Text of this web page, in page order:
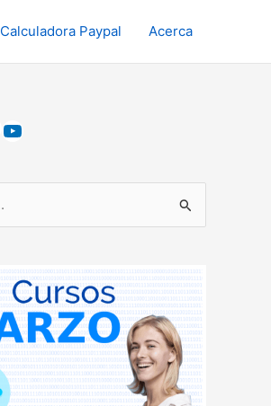
Calculadora Paypal Acerca